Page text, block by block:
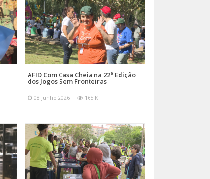
AFID Com Casa Cheia na 22ª Edição
dos Jogos Sem Fronteiras
08 Junho 2026 165 K